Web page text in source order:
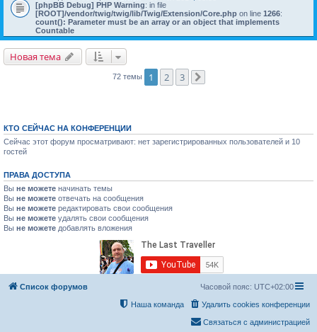
[phpBB Debug] PHP Warning: in file
[ROOT]/vendor/twig/twig/lib/Twig/Extension/Core.php on line 1266:
count(): Parameter must be an array or an object that implements
Countable
Новая тема
72 темы 1 2 3
КТО СЕЙЧАС НА КОНФЕРЕНЦИИ
Сейчас этот форум просматривают: нет зарегистрированных пользователей и 10
гостей
ПРАВА ДОСТУПА
Вы не можете начинать темы
Вы не можете отвечать на сообщения
Вы не можете редактировать свои сообщения
Вы не можете удалять свои сообщения
Вы не можете добавлять вложения
Список форумов Часовой пояс: UTC+02:00
Удалить cookies конференции
Наша команда
Связаться с администрацией